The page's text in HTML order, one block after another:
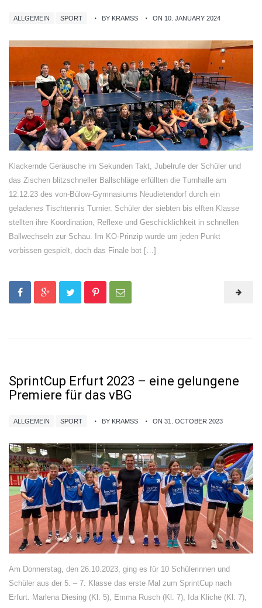
ALLGEMEIN SPORT BY KRAMSS ON 10. JANUARY 2024
Klackernde Geräusche im Sekunden Takt, Jubelrufe der Schüler und
das Zischen blitzschneller Ballschläge erfüllten die Turnhalle am
12.12.23 des von-Bülow-Gymnasiums Neudietendorf durch ein
geladenes Tischtennis Turnier. Schüler der siebten bis elften Klasse
stellten ihre Koordination, Reflexe und Geschicklichkeit in schnellen
Ballwechseln zur Schau. Im KO-Prinzip wurde um jeden Punkt
verbissen gespielt, doch das Finale bot […]
SprintCup Erfurt 2023 – eine gelungene
Premiere für das vBG
ALLGEMEIN SPORT BY KRAMSS ON 31. OCTOBER 2023
Am Donnerstag, den 26.10.2023, ging es für 10 Schülerinnen und
Schüler aus der 5. – 7. Klasse das erste Mal zum SprintCup nach
Erfurt. Marlena Diesing (Kl. 5), Emma Rusch (Kl. 7), Ida Kliche (Kl. 7),